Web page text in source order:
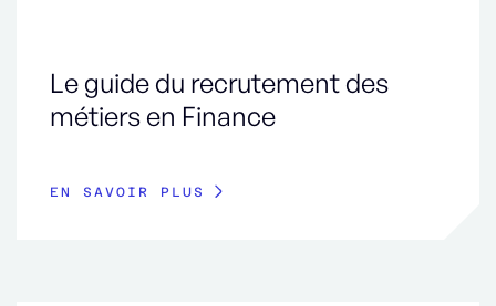
Le guide du recrutement des
métiers en Finance
EN SAVOIR PLUS